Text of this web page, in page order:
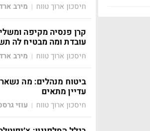
חיסכון ארוך טווח | מירב
קרן פנסיה מקיפה
עובדת ומה מבטיח לה
חיסכון ארוך טווח | מירב
ביטוח מנהלים: מה נשאר
עדיין מתאים
חיסכון ארוך טווח | עוזי